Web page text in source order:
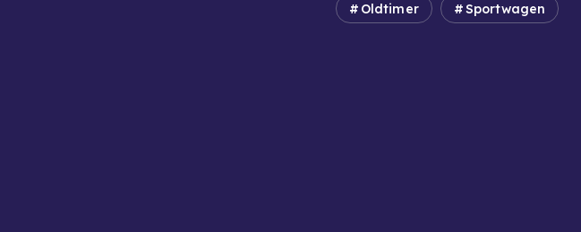
Oldtimer Sportwagen